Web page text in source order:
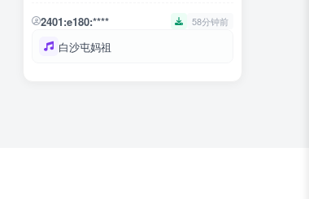
2401:e180:**** 58分钟前
白沙屯妈祖